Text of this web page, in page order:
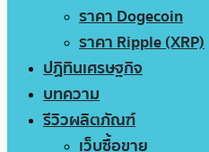
ราคา Dogecoin
ราคา Ripple (XRP)
ปฏิทินเศรษฐกิจ
บทความ
รีวิวผลิตภัณฑ์
เว็บซื้อขาย